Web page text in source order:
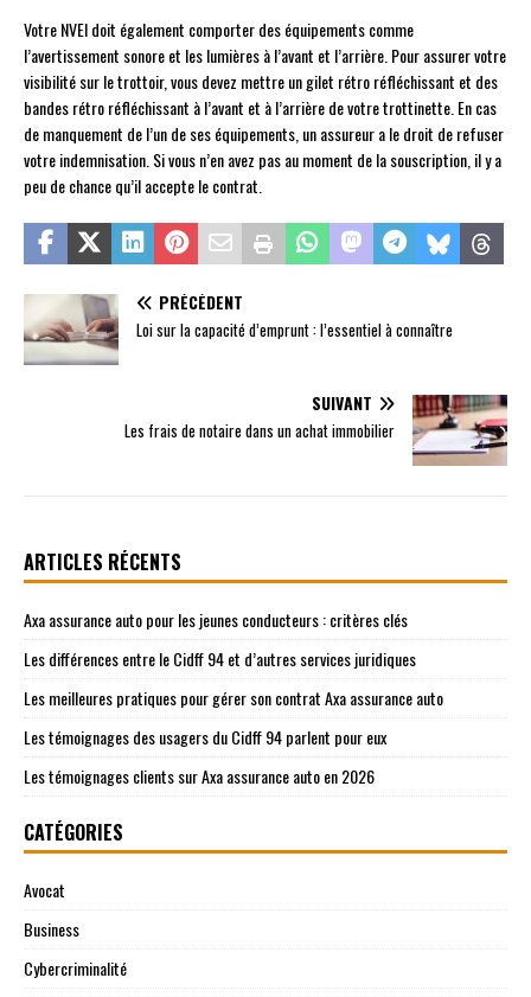
Votre NVEI doit également comporter des équipements comme
l’avertissement sonore et les lumières à l’avant et l’arrière. Pour assurer votre
visibilité sur le trottoir, vous devez mettre un gilet rétro réfléchissant et des
bandes rétro réfléchissant à l’avant et à l’arrière de votre trottinette. En cas
de manquement de l’un de ses équipements, un assureur a le droit de refuser
votre indemnisation. Si vous n’en avez pas au moment de la souscription, il y a
peu de chance qu’il accepte le contrat.
PRÉCÉDENT
Loi sur la capacité d’emprunt : l’essentiel à connaître
SUIVANT
Les frais de notaire dans un achat immobilier
ARTICLES RÉCENTS
Axa assurance auto pour les jeunes conducteurs : critères clés
Les différences entre le Cidff 94 et d’autres services juridiques
Les meilleures pratiques pour gérer son contrat Axa assurance auto
Les témoignages des usagers du Cidff 94 parlent pour eux
Les témoignages clients sur Axa assurance auto en 2026
CATÉGORIES
Avocat
Business
Cybercriminalité